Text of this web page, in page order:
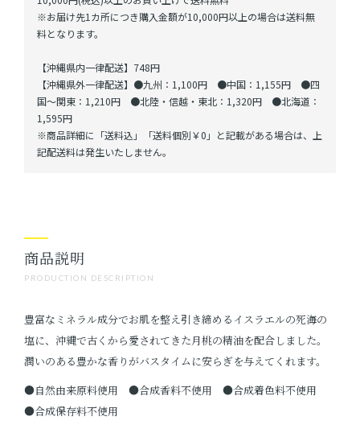
※お届け先1カ所につき購入金額が10,000円以上の場合は送料無
料となります。
【沖縄県内一律配送】748円
【沖縄県外一律配送】●九州：1,100円 ●中国：1,155円 ●四
国～関東：1,210円 ●北陸・信越・東北：1,320円 ●北海道：
1,595円
※商品詳細に「送料込」「送料個別￥0」と記載がある場合は、上
記配送料は発生いたしません。
PRODUCTION DESCRIPTION
商品説明
豊富なミネラル成分でお肌を整え引き締めるイスラエルの死海の
塩に、沖縄で古くから愛されてきた月桃の精油を配合しました。
潤いのある豊かな香りがバスタイムに安らぎを与えてくれます。
●自然由来原料使用 ●合成香料不使用 ●合成着色料不使用
●合成保存料不使用